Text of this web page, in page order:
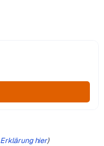
Erklärung hier)